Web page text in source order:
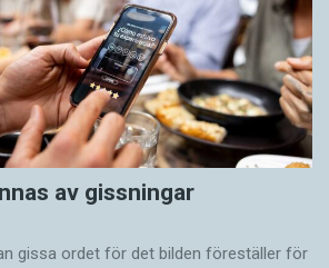
av gissningar
gissa ordet för det bilden föreställer för